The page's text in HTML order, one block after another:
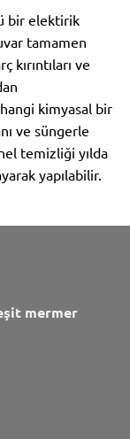
bir elektirik
tamamen
kırıntıları ve
kimyasal bir
ve süngerle
temizliği yılda
yapılabilir.
mermer